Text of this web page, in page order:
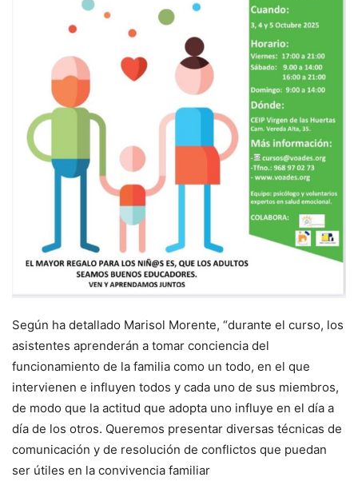
Según ha detallado Marisol Morente, “durante el curso, los
asistentes aprenderán a tomar conciencia del
funcionamiento de la familia como un todo, en el que
intervienen e influyen todos y cada uno de sus miembros,
de modo que la actitud que adopta uno influye en el día a
día de los otros. Queremos presentar diversas técnicas de
comunicación y de resolución de conflictos que puedan
ser útiles en la convivencia familiar